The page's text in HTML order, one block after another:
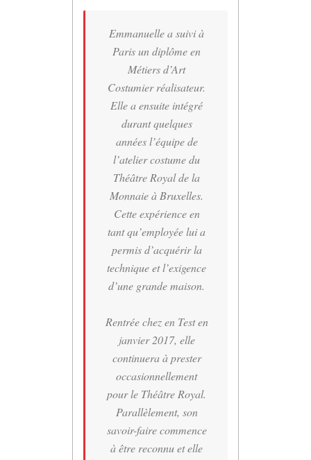
Emmanuelle a suivi à
Paris un diplôme en
Métiers d’Art
Costumier réalisateur.
Elle a ensuite intégré
durant quelques
années l’équipe de
l’atelier costume du
Théâtre Royal de la
Monnaie à Bruxelles.
Cette expérience en
tant qu’employée lui a
permis d’acquérir la
technique et l’exigence
d’une grande maison.
Rentrée chez en Test en
janvier 2017, elle
continuera à prester
occasionnellement
pour le Théâtre Royal.
Parallèlement, son
savoir-faire commence
à être reconnu et elle